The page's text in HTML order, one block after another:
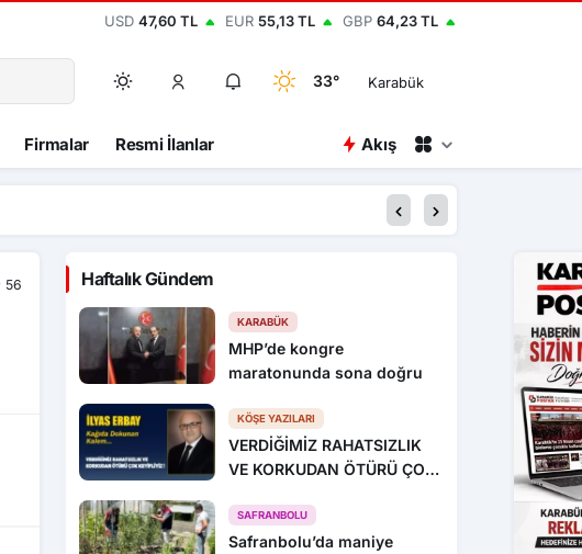
USD 47,60 TL EUR 55,13 TL GBP 64,23 TL
33° Karabük
Firmalar Resmi İlanlar Akış
20:45 Bolu’da yavru
56 Haftalık Gündem
KARABÜK
MHP’de kongre
maratonunda sona doğru
KÖŞE YAZILARI
VERDİĞİMİZ RAHATSIZLIK
VE KORKUDAN ÖTÜRÜ ÇOK
SAFRANBOLU
Safranbolu’da maniye